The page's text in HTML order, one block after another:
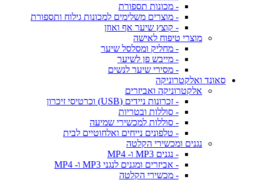
- מכונות תספורת
- מוצרים משלימים למכונות גילוח ותספורת
- קוצץ שיער אף ואוזן
מוצרי טיפוח לאישה
- מחליק ומסלסל שיער
- מייבש פן לשיער
- מסירי שיער לנשים
סאונד ואלקטרוניקה
אלקטרוניקה ואביזרים
- זכרונות ניידים (USB) וכרטיסי זיכרון
- סוללות ובטריות
- סוללות למכשירי שמיעה
- טלפונים נייחים ואלחוטיים לבית
נגנים ומכשירי הקלטה
- נגנים MP3 ו- MP4
- אביזרים ומגנים לנגני MP3 ו- MP4
- מכשירי הקלטה